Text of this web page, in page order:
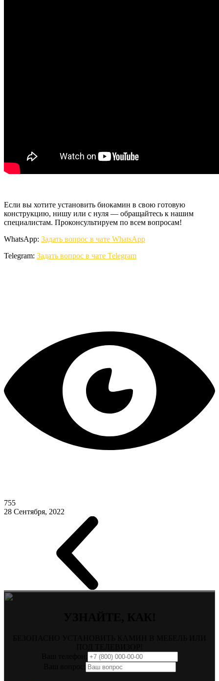
Если вы хотите установить биокамин в свою готовую
конструкцию, нишу или с нуля — обращайтесь к нашим
специалистам. Проконсультируем по всем вопросам!
WhatsApp: Задать вопрос в чате WhatsApp
Telegram: Задать вопрос в чате Telegram
755
28 Сентября, 2022